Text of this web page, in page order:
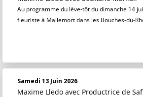
Au programme du lève-tôt du dimanche 14
fleuriste à Mallemort dans les Bouches-du-
Samedi 13 Juin 2026
Maxime Lledo avec Productrice de